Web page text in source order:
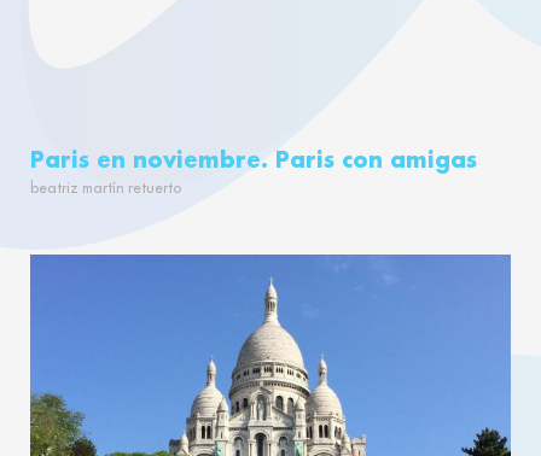
Paris en noviembre. Paris con amigas
beatriz martín retuerto